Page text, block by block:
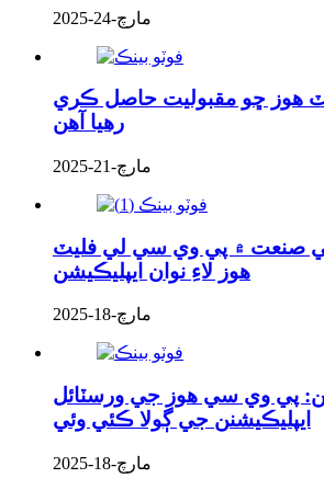
مارچ-24-2025
هوز ڇو مقبوليت حاصل ڪري
رهيا آهن
مارچ-21-2025
صنعت ۾ پي وي سي لي فليٽ
هوز لاءِ نوان ايپليڪيشن
مارچ-18-2025
پي وي سي هوز جي ورسٽائل
ايپليڪيشنن جي ڳولا ڪئي وئي
مارچ-18-2025